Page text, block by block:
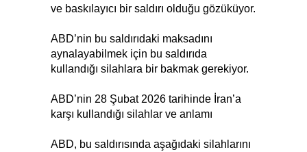
ve baskılayıcı bir saldırı olduğu gözüküyor.
ABD’nin bu saldırıdaki maksadını
aynalayabilmek için bu saldırıda
kullandığı silahlara bir bakmak gerekiyor.
ABD’nin 28 Şubat 2026 tarihinde İran’a
karşı kullandığı silahlar ve anlamı
ABD, bu saldırısında aşağıdaki silahlarını